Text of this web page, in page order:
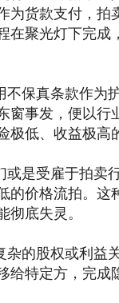
货款支付，拍
在聚光灯下完成
保真条款作为
窗事发，便以行
低、收益极高
是受雇于拍卖
价格流拍。这
底失灵。
的股权或利益
特定方，完成